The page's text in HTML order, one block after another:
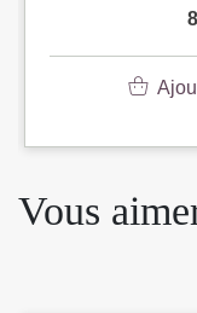
Vous